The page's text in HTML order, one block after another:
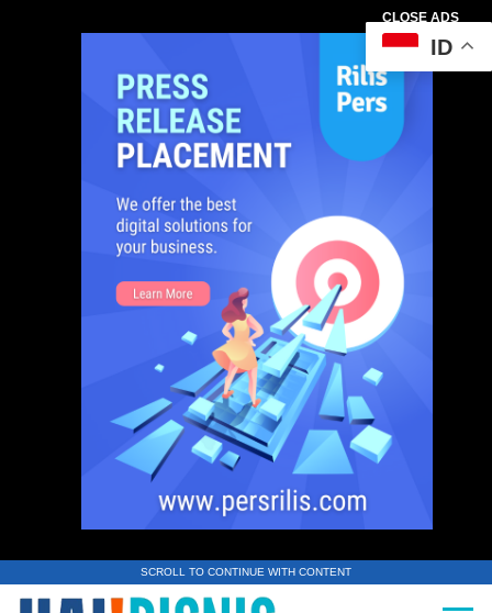
CLOSE ADS
SCROLL TO CONTINUE WITH CONTENT
ID